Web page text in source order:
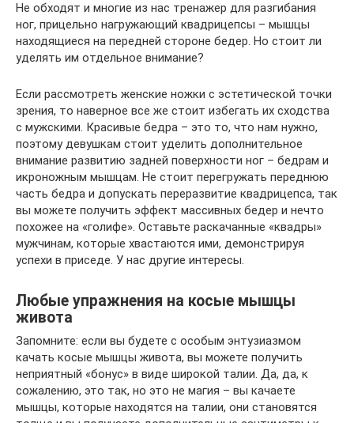
Не обходят и многие из нас тренажер для разгибания
ног, прицельно нагружающий квадрицепсы – мышцы
находящиеся на передней стороне бедер. Но стоит ли
уделять им отдельное внимание?
Если рассмотреть женские ножки с эстетической точки
зрения, то наверное все же стоит избегать их сходства
с мужскими. Красивые бедра – это то, что нам нужно,
поэтому девушкам стоит уделить дополнительное
внимание развитию задней поверхности ног – бедрам и
икроножным мышцам. Не стоит перегружать переднюю
часть бедра и допускать переразвитие квадрицепса, так
вы можете получить эффект массивных бедер и нечто
похожее на «голифе». Оставьте раскачанные «квадры»
мужчинам, которые хвастаются ими, демонстрируя
успехи в приседе. У нас другие интересы.
Любые упражнения на косые мышцы
живота
Запомните: если вы будете с особым энтузиазмом
качать косые мышцы живота, вы можете получить
неприятный «бонус» в виде широкой талии. Да, да, к
сожалению, это так, но это не магия – вы качаете
мышцы, которые находятся на талии, они становятся